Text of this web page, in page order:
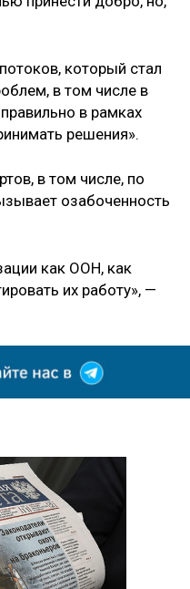
который стал
в том числе в
в рамках
решения».
в том числе, по
озабоченность
как ООН, как
их работу», —